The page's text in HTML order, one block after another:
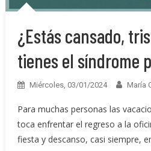
¿Estás cansado,
tienes el síndrome
Miércoles, 03/01/2024 María
Para muchas personas las
toca enfrentar el regreso a la
fiesta y descanso, casi siempre,